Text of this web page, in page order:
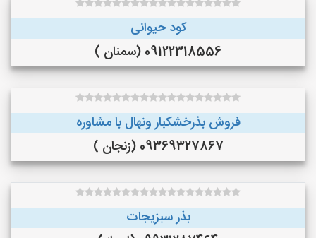
کود حیوانی
09122318556 (سمنان )
فروش بذرخشکبار ونهال با مشاوره
09369327867 (زنجان )
بذر سبزیجات